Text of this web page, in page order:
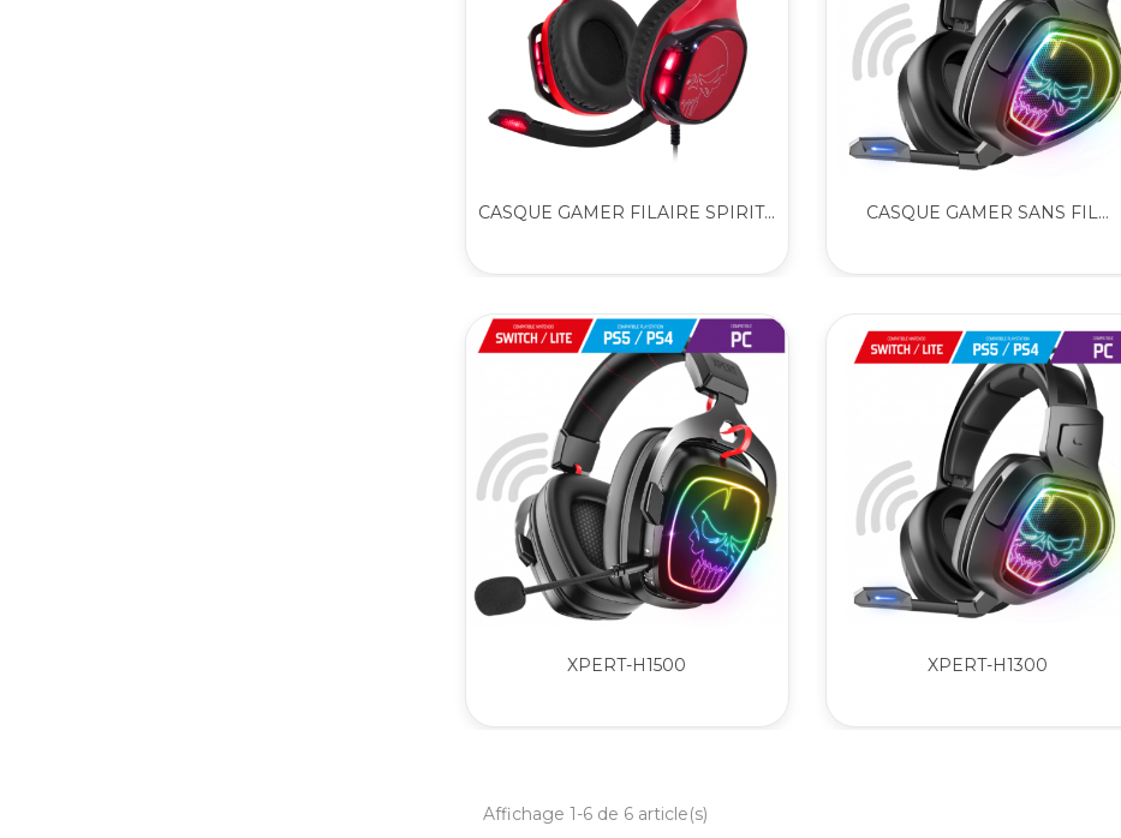
CASQUE GAMER FILAIRE SPIRIT... CASQUE GAMER SANS FIL...
XPERT-H1500 XPERT-H1300
Affichage 1-6 de 6 article(s)